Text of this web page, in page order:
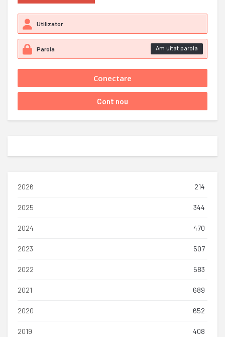
Am uitat parola
2026 214
2025 344
2024 470
2023 507
2022 583
2021 689
2020 652
2019 408